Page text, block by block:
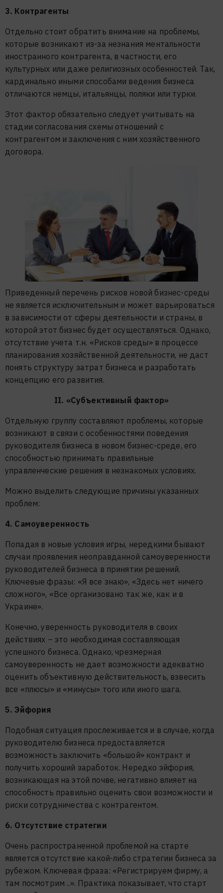
3. Контрагенты
Отдельно стоит обратить внимание на проблемы,
которые возникают из-за незнания ментальности
иностранного контрагента, в частности, его
культурных или даже религиозных особенностей. Так,
кардинально иными способами ведения бизнеса
отличаются немцы, итальянцы, поляки или турки.
Этот фактор обязательно следует учитывать на
стадии согласования схемы отношений с
контрагентом и заключения с ним хозяйственного
договора.
Приведенный перечень рисков новой бизнес-среды
не является исключительным и может варьироваться
в зависимости от сферы деятельности и страны, в
которой этот бизнес будет осуществляться. Однако,
отсутствие учета т.н. «Рисков среды» в процессе
планирования хозяйственной деятельности, не даст
понять структуру затрат бизнеса и разработать
концепцию его развития.
II. «Субъективный фактор»
Отдельную группу составляют проблемы, которые
возникают в связи с особенностями поведения
руководителя бизнеса в новом бизнес-среде, его
способностью принимать правильные
управленческие решения в незнакомых условиях.
Можно выделить следующие причины указанных
проблем:
4. Самоуверенность
Попадая в новые условия игры, нередкими бывают
случаи проявления неоправданной самоуверенности
руководителей бизнеса в принятии решений.
Ключевые фразы: «Я все знаю», «Здесь нет ничего
сложного», «Все организовано так же, как и в
Украине».
Конечно, уверенность руководителя в своих
действиях – это необходимая составляющая
успешного бизнеса. Однако, чрезмерная
самоуверенность не дает возможности адекватно
оценить объективную действительность, взвесить
все «плюсы» и «минусы» того или иного шага.
5. Эйфория
Подобная ситуация прослеживается и в случае, когда
руководителю бизнеса предоставляется
возможность заключить «большой» контракт и
получить хороший заработок. Нередко эйфория,
возникающая на этой почве, негативно влияет на
способность правильно оценить свои возможности и
риски сотрудничества с контрагентом.
6. Отсутствие стратегии
Очень распространенной проблемой на старте
является отсутствие какой-либо стратегии бизнеса за
рубежом. Ключевая фраза: «Регистрируем фирму, а
там посмотрим ..». Практика показывает, что старт